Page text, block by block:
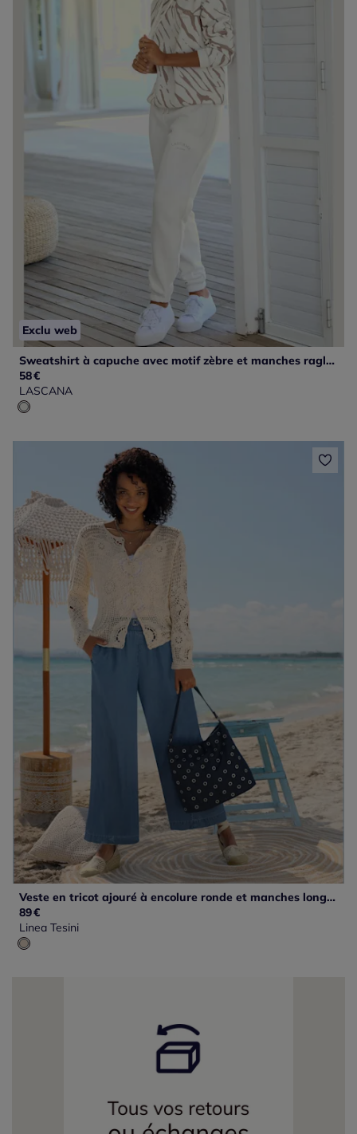
Exclu web
Sweatshirt à capuche avec motif zèbre et manches raglan en coton doux
58€
LASCANA
Veste en tricot ajouré à encolure ronde et manches longues
89€
Linea Tesini